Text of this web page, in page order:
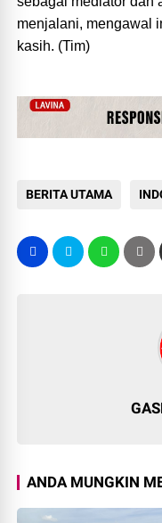
menjalani, mengawal
kasih. (Tim)
BERITA UTAMA
ANDA MUNGKIN